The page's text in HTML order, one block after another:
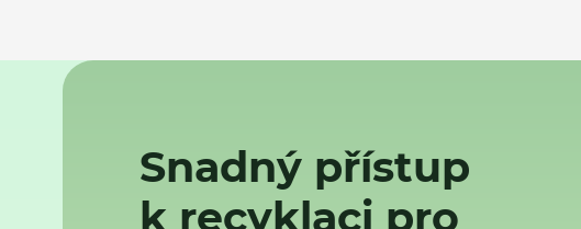
Snadný přístup
k recyklaci pro